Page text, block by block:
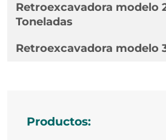
Retroexcavadora modelo
Toneladas
Retroexcavadora modelo
Productos: